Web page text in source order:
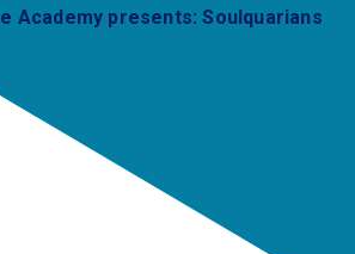
Academy presents: Soulquarians